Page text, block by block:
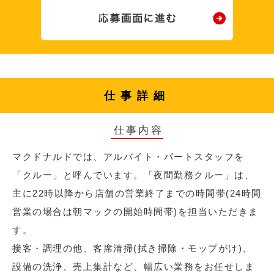
仕事詳細
仕事内容
マクドナルドでは、アルバイト・パートスタッフを
「クルー」と呼んでいます。「夜間勤務クルー」は、
主に22時以降から店舗の営業終了までの時間帯(24時間
営業の場合は朝マックの開始時間帯)を担当いただきま
す。
接客・調理の他、客席清掃(拭き掃除・モップがけ)、
設備の洗浄、売上集計など、幅広い業務をお任せしま